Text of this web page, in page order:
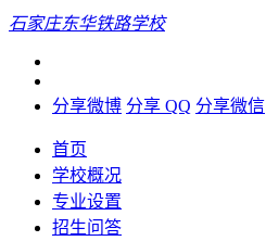
石家庄东华铁路学校
分享微博 分享 QQ 分享微信
首页
学校概况
专业设置
招生问答